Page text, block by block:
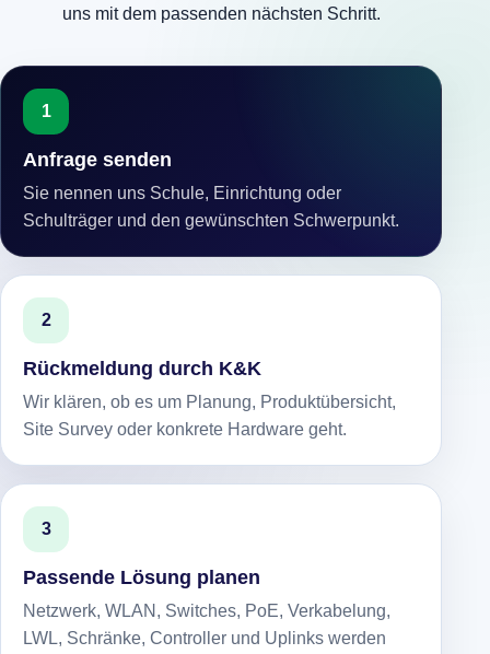
uns mit dem passenden nächsten Schritt.
1
Anfrage senden
Sie nennen uns Schule, Einrichtung oder
Schulträger und den gewünschten Schwerpunkt.
2
Rückmeldung durch K&K
Wir klären, ob es um Planung, Produktübersicht,
Site Survey oder konkrete Hardware geht.
3
Passende Lösung planen
Netzwerk, WLAN, Switches, PoE, Verkabelung,
LWL, Schränke, Controller und Uplinks werden